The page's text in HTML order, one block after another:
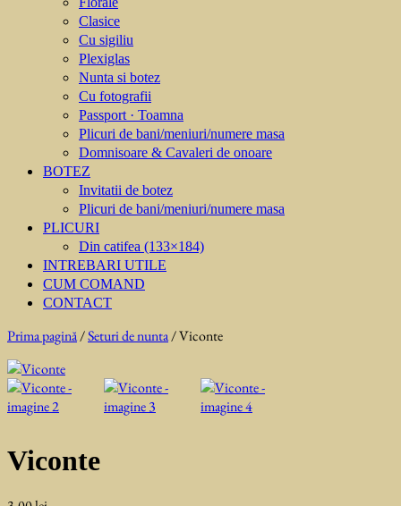
Clasice
Cu sigiliu
Plexiglas
Nunta si botez
Cu fotografii
Passport · Toamna
Plicuri de bani/meniuri/numere masa
Domnisoare & Cavaleri de onoare
BOTEZ
Invitatii de botez
Plicuri de bani/meniuri/numere masa
PLICURI
Din catifea (133×184)
INTREBARI UTILE
CUM COMAND
CONTACT
Prima pagină/Seturi de nunta/ Viconte
Viconte